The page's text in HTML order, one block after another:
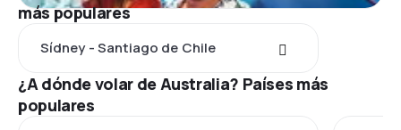
más populares
Sídney - Santiago de Chile
¿A dónde volar de Australia? Países más
populares